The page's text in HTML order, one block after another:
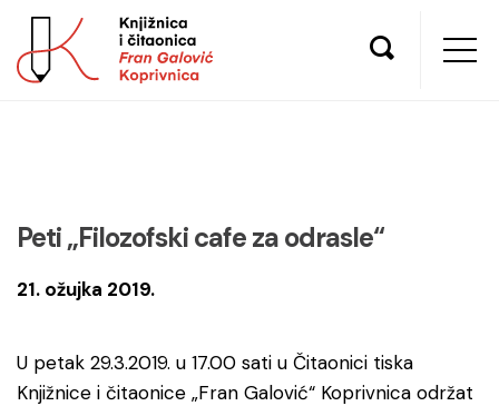
Peti „Filozofski cafe za odrasle“
21. ožujka 2019.
U petak 29.3.2019. u 17.00 sati u Čitaonici tiska
Knjižnice i čitaonice „Fran Galović“ Koprivnica održat